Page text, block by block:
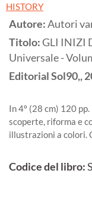
HISTORY
Autore:Autori
Titolo:GLI INIZI
Universale -
Editorial Sol90,,
In 4º (28 cm) 120
scoperte, riforma e
illustrazioni a colori.
Codice del libro: